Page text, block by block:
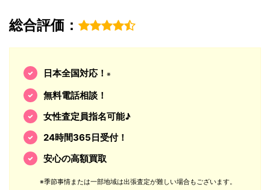
総合評価：
日本全国対応！ ※
無料電話相談！
女性査定員指名可能♪
24時間365日受付！
安心の高額買取
※季節事情または一部地域は出張査定が難しい場合もございます。